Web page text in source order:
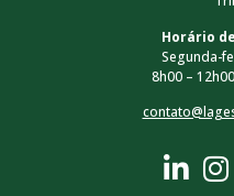
Horário
Segunda-
8h00 –